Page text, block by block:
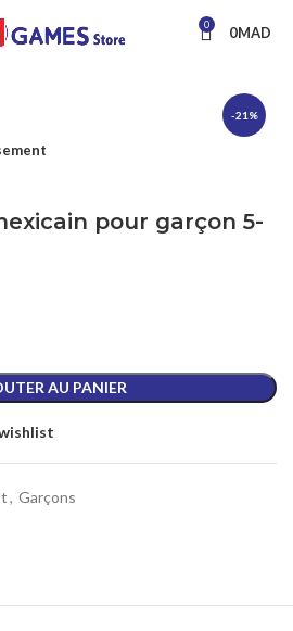
0 0MAD
-21%
pour garçon 5-
AU PANIER
, Garçons